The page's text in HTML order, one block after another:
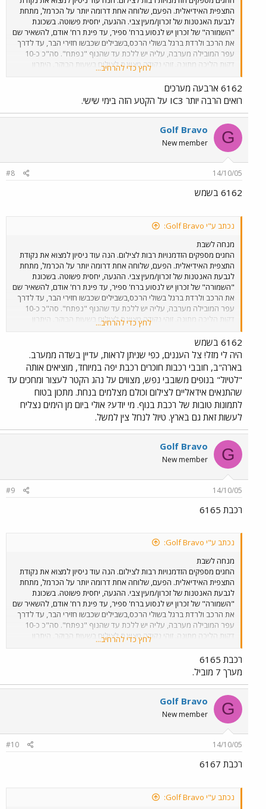
התצפית האידיאלית. הפעם, שלוחה אחת דרומה יותר על הכרמל, מתחת
לגבעת האנטנות של זכרון/מעין צבי. ההגעה, יחסית פשוטה. בשכונת
"השמורה" של זכרון יש לנסוע ברח' ספיר, עד פינת רח' אודם, להשאיר שם
את הרכב ולרדת ברגל בשולי הרכס,בשבילים שכבשו חזירי הבר, עד לדרך
עפר המובילה מערבה, עליה יש ללכת עד שהנוף "נפתח". סה"כ כ-10
דקות הליכה מתונה. זוהי נקודה מצוינת לצילום בשעות הבוקר. היתרון
לנקודה זו על פני נקודת התצפית על השלוחה הצפונית יותר, הנמצאת
בשמורת חוטם הכרמל, הוא הקרבה למסילה. כך גם ניתן לשמוע די בבירור
את פעמון המחסום של מעגן מיכאל בעוד מתצפתים צפונה. מזג האויר לא
שיתף פעולה היום. מעונן חלקית, עם תנאי תאורה משתנים ללא הרף, זה
קצת יותר מדי למצלמה הצנועה שלי. בתמונה רכבת 6142, נתב"ג-נהריה,
הד-ד היחיד שפגשתי הבוקר.
לחץ כדי להרחיב...
6162 ארבעה מערכים
רואים הרבה יותר IC3 על הקטע הזה בימי שישי.
G
Golf Bravo
New member
14/10/05
#8
6162 בשמש
נכתב ע"י Golf Bravo:
מנחה לשבת
החגים מספקים הזדמנויות רבות לצילום. הנה עוד ניסיון למצוא את נקודת
התצפית האידיאלית. הפעם, שלוחה אחת דרומה יותר על הכרמל, מתחת
לגבעת האנטנות של זכרון/מעין צבי. ההגעה, יחסית פשוטה. בשכונת
"השמורה" של זכרון יש לנסוע ברח' ספיר, עד פינת רח' אודם, להשאיר שם
את הרכב ולרדת ברגל בשולי הרכס,בשבילים שכבשו חזירי הבר, עד לדרך
עפר המובילה מערבה, עליה יש ללכת עד שהנוף "נפתח". סה"כ כ-10
דקות הליכה מתונה. זוהי נקודה מצוינת לצילום בשעות הבוקר. היתרון
לנקודה זו על פני נקודת התצפית על השלוחה הצפונית יותר, הנמצאת
בשמורת חוטם הכרמל, הוא הקרבה למסילה. כך גם ניתן לשמוע די בבירור
את פעמון המחסום של מעגן מיכאל בעוד מתצפתים צפונה. מזג האויר לא
שיתף פעולה היום. מעונן חלקית, עם תנאי תאורה משתנים ללא הרף, זה
קצת יותר מדי למצלמה הצנועה שלי. בתמונה רכבת 6142, נתב"ג-נהריה,
הד-ד היחיד שפגשתי הבוקר.
לחץ כדי להרחיב...
6162 בשמש
היה לי מזל! צל העננים, כפי שניתן לראות, עדיין בשדה ממערב.
בארה"ב, חובבי רכבות חוכרים רכבת יפה במיוחד, מוציאים אותה
"לטיול" בנופים משובבי נפש, מצווים על נהג הקטר לעצור ומחכים עד
שהתנאים אידאליים לצילום וכולם מצלמים בנחת. מתכון בטוח
לתמונות טובות של רכבת בנוף. מי יודע? אולי ביום מן הימים נצליח
לעשות זאת גם בארץ. טיול לנחל צין למשל.
G
Golf Bravo
New member
14/10/05
#9
רכבת 6165
נכתב ע"י Golf Bravo:
מנחה לשבת
החגים מספקים הזדמנויות רבות לצילום. הנה עוד ניסיון למצוא את נקודת
התצפית האידיאלית. הפעם, שלוחה אחת דרומה יותר על הכרמל, מתחת
לגבעת האנטנות של זכרון/מעין צבי. ההגעה, יחסית פשוטה. בשכונת
"השמורה" של זכרון יש לנסוע ברח' ספיר, עד פינת רח' אודם, להשאיר שם
את הרכב ולרדת ברגל בשולי הרכס,בשבילים שכבשו חזירי הבר, עד לדרך
עפר המובילה מערבה, עליה יש ללכת עד שהנוף "נפתח". סה"כ כ-10
דקות הליכה מתונה. זוהי נקודה מצוינת לצילום בשעות הבוקר. היתרון
לנקודה זו על פני נקודת התצפית על השלוחה הצפונית יותר, הנמצאת
בשמורת חוטם הכרמל, הוא הקרבה למסילה. כך גם ניתן לשמוע די בבירור
את פעמון המחסום של מעגן מיכאל בעוד מתצפתים צפונה. מזג האויר לא
שיתף פעולה היום. מעונן חלקית, עם תנאי תאורה משתנים ללא הרף, זה
קצת יותר מדי למצלמה הצנועה שלי. בתמונה רכבת 6142, נתב"ג-נהריה,
הד-ד היחיד שפגשתי הבוקר.
לחץ כדי להרחיב...
רכבת 6165
מערך 7 מוביל.
G
Golf Bravo
New member
14/10/05
#10
רכבת 6167
נכתב ע"י Golf Bravo: